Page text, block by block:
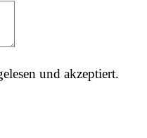
und akzeptiert.